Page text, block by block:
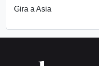
Gira a Asia